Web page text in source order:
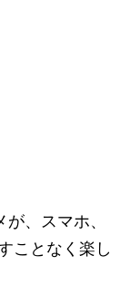
、スマホ、
ことなく楽し